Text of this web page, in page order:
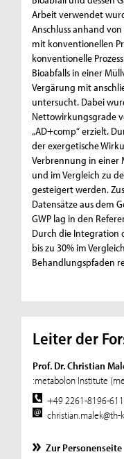
Arbeit verwendet
Anschluss anhand
mit konventionellen
konventionelle
Bioabfalls in einer
Vergärung mit
untersucht. Dabei
Nettowirkungsgrade
„AD+comp“ erzielt.
der exergetische
Verbrennung in einer
und im Vergleich zu
gesteigert werden.
Datensätze aus dem
GWP lag in den
Durch die Integration
bis zu 30% im
Behandlungspfaden
Leiter der
Prof. Dr. Christian
:metabolon Institute
+49 2261-8196-
christian.malek@th-
Zur Personenseite